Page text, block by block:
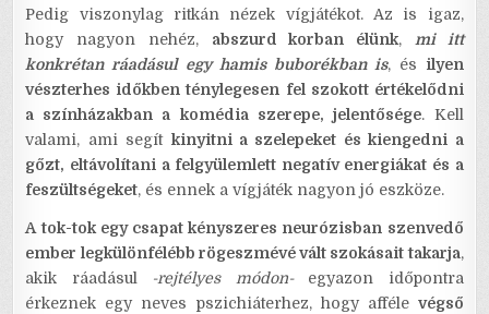
Pedig viszonylag ritkán nézek vígjátékot. Az is igaz,
hogy nagyon nehéz, abszurd korban élünk,mi itt
konkrétan ráadásul egy hamis buborékban is, és ilyen
vészterhes időkben ténylegesen fel szokott értékelődni
a színházakban a komédia szerepe, jelentősége. Kell
valami, ami segít kinyitni a szelepeket és kiengedni a
gőzt, eltávolítani a felgyülemlett negatív energiákat és a
feszültségeket, és ennek a vígjáték nagyon jó eszköze.
A tok-tok egy csapat kényszeres neurózisban szenvedő
ember legkülönfélébb rögeszmévé vált szokásait takarja,
akik ráadásul
-rejtélyes módon-egyazon időpontra
érkeznek egy neves pszichiáterhez, hogy afféle végső